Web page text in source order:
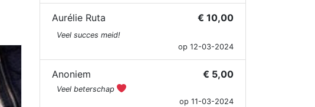
Aurélie Ruta € 10,00
Veel succes meid!
op 12-03-2024
Anoniem € 5,00
Veel beterschap
op 11-03-2024